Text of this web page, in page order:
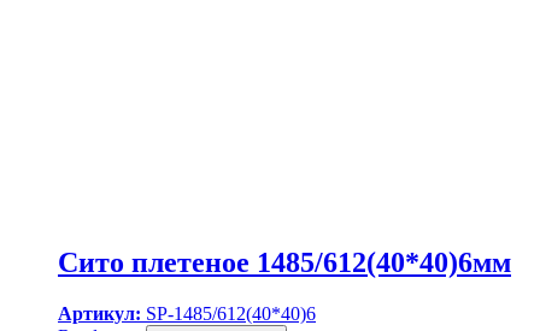
Сито плетеное 1485/612(40*40)6мм
Артикул: SP-1485/612(40*40)6